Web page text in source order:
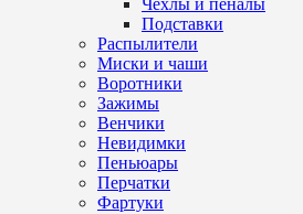
Чехлы и пеналы
Подставки
Распылители
Миски и чаши
Воротники
Зажимы
Венчики
Невидимки
Пеньюары
Перчатки
Фартуки